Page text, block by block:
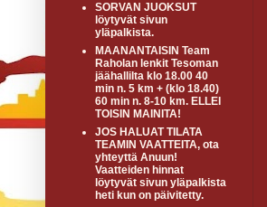
SORVAN JUOKSUT
löytyvät sivun
yläpalkista.
MAANANTAISIN Team
Raholan lenkit Tesoman
jäähallilta klo 18.00 40
min n. 5 km + (klo 18.40)
60 min n. 8-10 km. ELLEI
TOISIN MAINITA!
JOS HALUAT TILATA
TEAMIN VAATTEITA, ota
yhteyttä Anuun!
Vaatteiden hinnat
löytyvät sivun yläpalkista
heti kun on päivitetty.